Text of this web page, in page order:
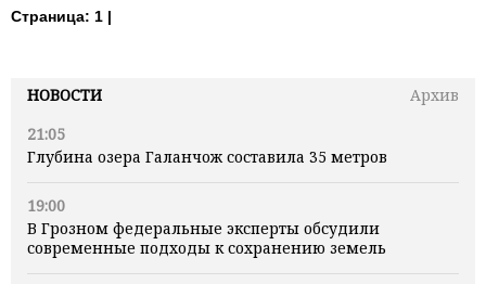
НОВОСТИ
Архив
21:05
Глубина озера Галанчож составила 35 метров
19:00
В Грозном федеральные эксперты обсудили
современные подходы к сохранению земель
Страница: 1 |